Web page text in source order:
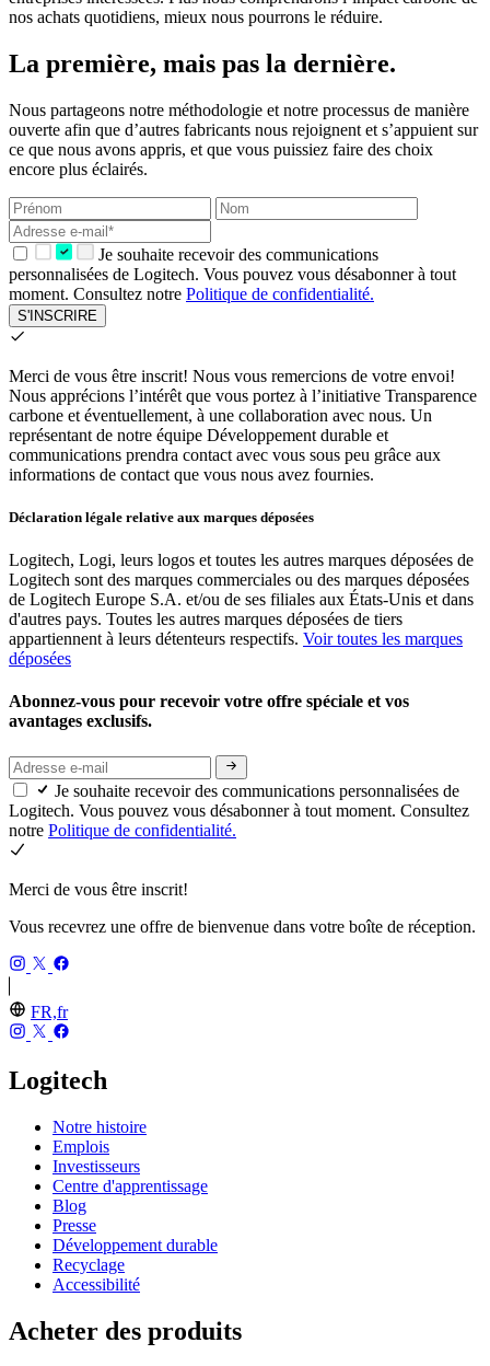
nos achats quotidiens, mieux nous pourrons le réduire.
La première, mais pas la dernière.
Nous partageons notre méthodologie et notre processus de manière
ouverte afin que d’autres fabricants nous rejoignent et s’appuient sur
ce que nous avons appris, et que vous puissiez faire des choix
encore plus éclairés.
Je souhaite recevoir des communications
personnalisées de Logitech. Vous pouvez vous désabonner à tout
moment. Consultez notre Politique de confidentialité.
S'INSCRIRE
Merci de vous être inscrit! Nous vous remercions de votre envoi!
Nous apprécions l’intérêt que vous portez à l’initiative Transparence
carbone et éventuellement, à une collaboration avec nous. Un
représentant de notre équipe Développement durable et
communications prendra contact avec vous sous peu grâce aux
informations de contact que vous nous avez fournies.
Déclaration légale relative aux marques déposées
Logitech, Logi, leurs logos et toutes les autres marques déposées de
Logitech sont des marques commerciales ou des marques déposées
de Logitech Europe S.A. et/ou de ses filiales aux États-Unis et dans
d'autres pays. Toutes les autres marques déposées de tiers
appartiennent à leurs détenteurs respectifs. Voir toutes les marques
déposées
Abonnez-vous pour recevoir votre offre spéciale et vos
avantages exclusifs.
Je souhaite recevoir des communications personnalisées de
Logitech. Vous pouvez vous désabonner à tout moment. Consultez
notre Politique de confidentialité.
Merci de vous être inscrit!
Vous recevrez une offre de bienvenue dans votre boîte de réception.
FR,fr
Logitech
Notre histoire
Emplois
Investisseurs
Centre d'apprentissage
Blog
Presse
Développement durable
Recyclage
Accessibilité
Acheter des produits